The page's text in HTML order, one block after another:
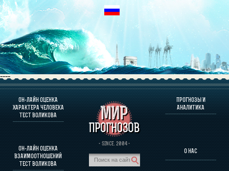
----
ОН-ЛАЙН ОЦЕНКА
ХАРАКТЕРА ЧЕЛОВЕКА
ТЕСТ ВОЛИКОВА
ОН-ЛАЙН ОЦЕНКА
ВЗАИМООТНОШЕНИЙ
ТЕСТ ВОЛИКОВА
· SINCE. 2004 ·
ПРОГНОЗЫ И
АНАЛИТИКА
О НАС
О ПРОГРАММЕ
ОЦЕНКА ХАРАКТЕРA ЧЕЛОВЕКА
ОЦЕНКА ХАРАКТЕРА ВЫДАЮЩИХСЯ ЛИЧНОСТЕЙ
О ПРОГРАММЕ
ПРОГНОЗЫ И АНАЛИТИКА